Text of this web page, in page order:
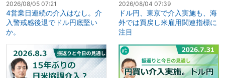
2026/08/05 07:21
4営業日連続の介入はなし。介
入警戒感後退でドル円底堅い
か。
2026/08/04 07:39
ドル円、東京で介入実施も、海
外では買戻し米雇用関連指標に
注目